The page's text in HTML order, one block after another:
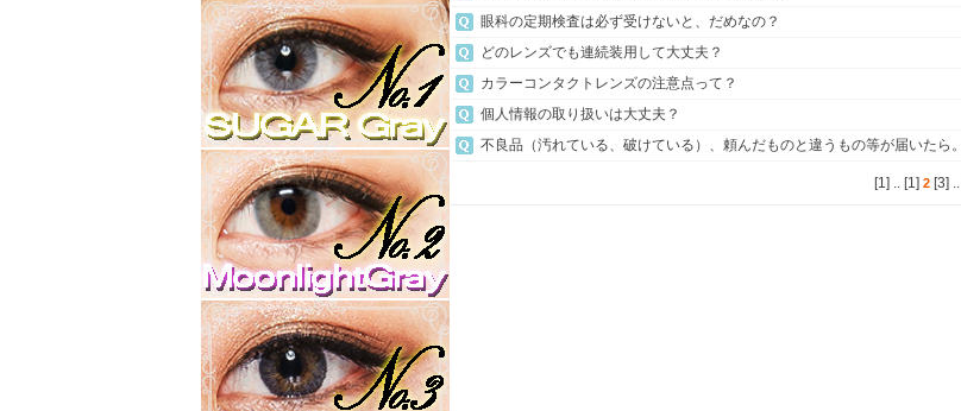
眼科の定期検査は必ず受けないと、だめなの？
どのレンズでも連続装用して大丈夫？
カラーコンタクトレンズの注意点って？
個人情報の取り扱いは大丈夫？
不良品（汚れている、破けている）、頼んだものと違うもの等が届いたら。
[1] .. [1] 2 [3] ..